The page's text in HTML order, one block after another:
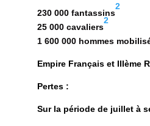
230 000 fantassins
2
25 000 cavaliers
2
1 600 000 hommes
Empire Françaiset IIIème
Pertes :
Sur la période de juillet à